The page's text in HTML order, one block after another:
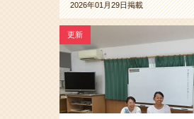
2026年01月29日掲載
更新